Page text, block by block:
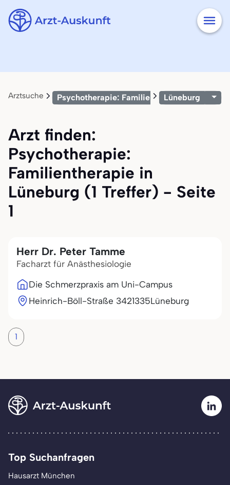
Arztsuche Psychotherapie: Familientherapie
Lüneburg
Arzt finden:
Psychotherapie:
Familientherapie in
Lüneburg (1 Treffer) - Seite
1
Herr Dr. Peter Tamme
Facharzt für Anästhesiologie
Die Schmerzpraxis am Uni-Campus
Heinrich-Böll-Straße 3421335Lüneburg
1
Top Suchanfragen
Hausarzt München